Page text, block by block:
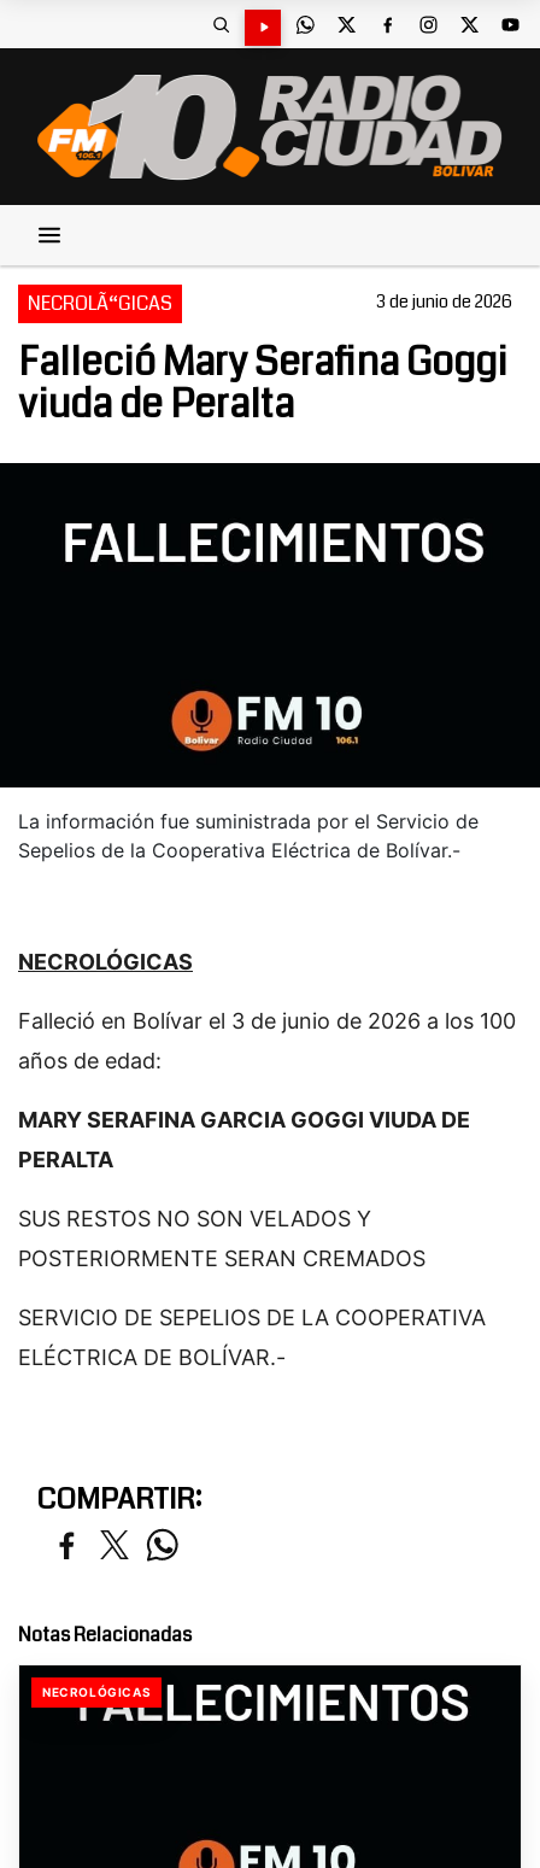
NECROLÃ“GICAS 3 de junio de 2026
Falleció Mary Serafina Goggi
viuda de Peralta
La información fue suministrada por el Servicio de
Sepelios de la Cooperativa Eléctrica de Bolívar.-
NECROLÓGICAS
Falleció en Bolívar el 3 de junio de 2026 a los 100
años de edad:
MARY SERAFINA GARCIA GOGGI VIUDA DE
PERALTA
SUS RESTOS NO SON VELADOS Y
POSTERIORMENTE SERAN CREMADOS
SERVICIO DE SEPELIOS DE LA COOPERATIVA
ELÉCTRICA DE BOLÍVAR.-
COMPARTIR:
Notas Relacionadas
NECROLÓGICAS